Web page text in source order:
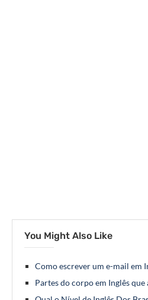
You Might Also Like
Como escrever um e-mail em
Partes do corpo em Inglês que